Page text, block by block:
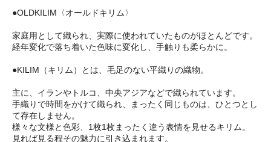
●OLDKILIM〈オールドキリム〉
家庭用として織られ、実際に使われていたものがほとんどです。
経年変化で落ち着いた色味に変化し、手触りも柔らかに。
●KILIM（キリム）とは、毛足のない平織りの織物。
主に、イランやトルコ、中央アジアなどで織られています。
手織りで時間をかけて織られ、まったく同じものは、ひとつとし
て存在しません。
様々な文様と色彩、1枚1枚まったく違う表情を見せるキリム。
見れば見る程その魅力に引き込まれます。